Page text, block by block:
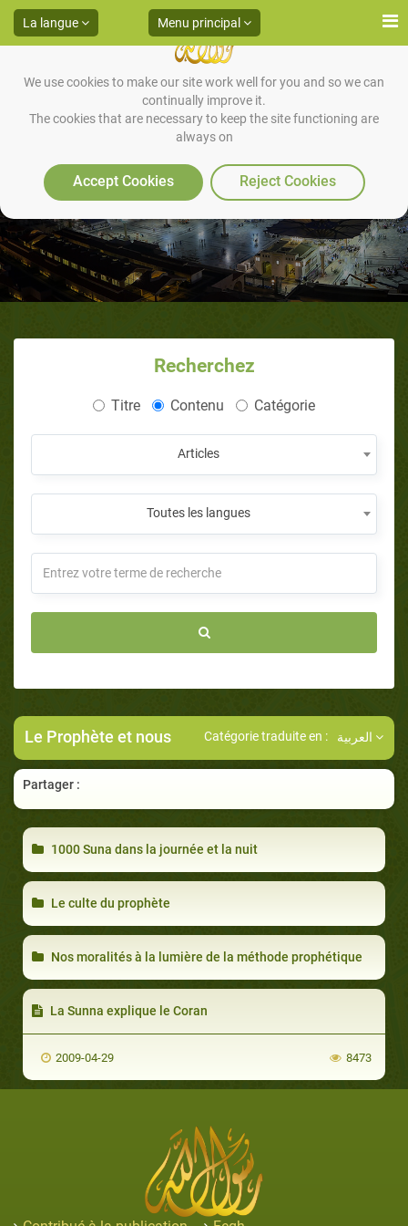
We use cookies to make our site work well for you and so we can
continually improve it.
The cookies that are necessary to keep the site functioning are
always on
Accept Cookies Reject Cookies
La langue Menu principal
Le Prophète et nous
Recherchez
Titre Contenu Catégorie
Articles
Toutes les langues
Le Prophète et nous Catégorie traduite en :
Partager :
1000 Suna dans la journée et la nuit
Le culte du prophète
Nos moralités à la lumière de la méthode prophétique
La Sunna explique le Coran
2009-04-29 8473